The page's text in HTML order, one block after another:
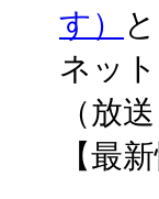
す）
ネッ
（放
【最